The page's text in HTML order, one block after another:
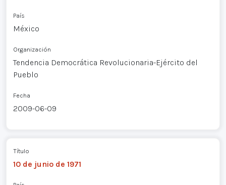
País
México
Organización
Tendencia Democrática Revolucionaria-Ejército del
Pueblo
Fecha
2009-06-09
Título
10 de junio de 1971